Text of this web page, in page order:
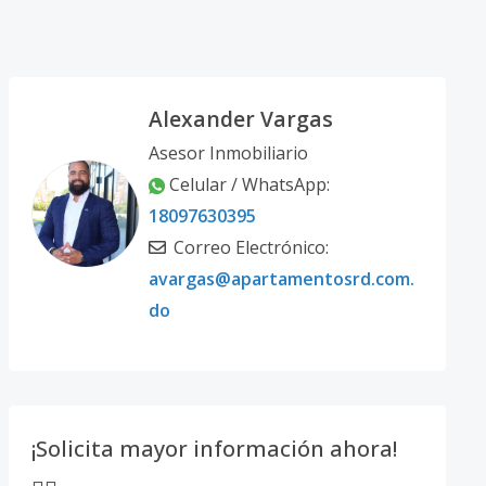
Alexander Vargas
Asesor Inmobiliario
Celular / WhatsApp:
18097630395
Correo Electrónico:
avargas@apartamentosrd.com.
do
¡Solicita mayor información ahora!